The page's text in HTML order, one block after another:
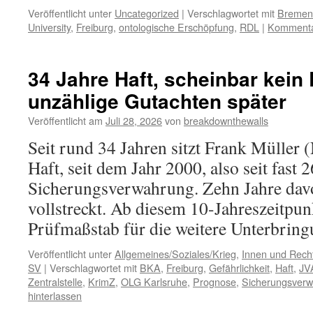
Veröffentlicht unter Uncategorized | Verschlagwortet mit Bremen
University, Freiburg, ontologische Erschöpfung, RDL |
34 Jahre Haft, scheinbar kein
unzählige Gutachten später
Veröffentlicht am Juli 28, 2026von breakdownthewalls
Seit rund 34 Jahren sitzt Frank Müller
Haft, seit dem Jahr 2000, also seit fast
Sicherungsverwahrung. Zehn Jahre
vollstreckt. Ab diesem 10-
Prüfmaßstab für die weitere
Veröffentlicht unterAllgemeines/Soziales/Krieg, Innen und
SV | Verschlagwortet mit BKA, Freiburg, Gefährlichkeit, Haft,
Zentralstelle, KrimZ, OLG Karlsruhe, Prognose,
hinterlassen